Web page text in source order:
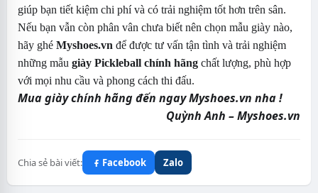
giúp bạn tiết kiệm chi phí và có trải nghiệm tốt hơn trên sân.
Nếu bạn vẫn còn phân vân chưa biết nên chọn mẫu giày nào,
hãy ghé Myshoes.vn để được tư vấn tận tình và trải nghiệm
những mẫu giày Pickleball chính hãng chất lượng, phù hợp
với mọi nhu cầu và phong cách thi đấu.
Mua giày chính hãng đến ngay Myshoes.vn nha !
Quỳnh Anh – Myshoes.vn
Chia sẻ bài viết: Facebook Zalo